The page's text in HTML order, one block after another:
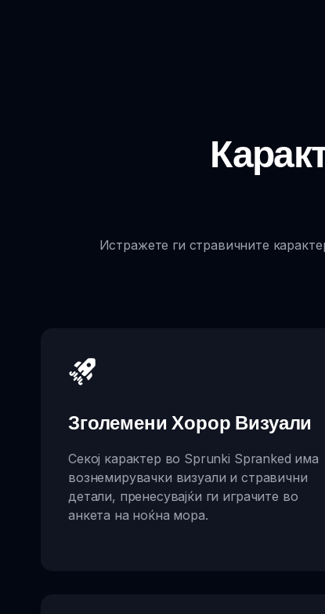
Истражете ги стравичните
Зголемени Хорор Визуали
Секој карактер во Sprunki Spranked има
вознемирувачки визуали и стравични
детали, пренесувајќи ги играчите во
анкета на ноќна мора.